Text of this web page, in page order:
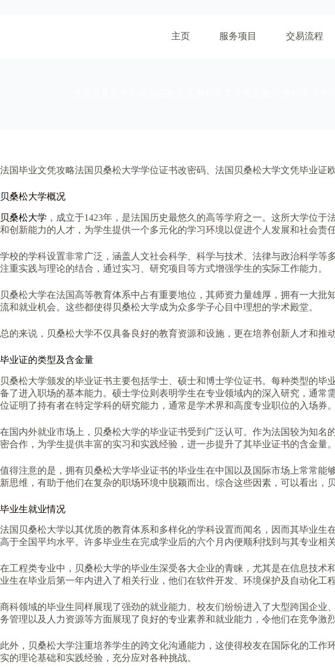
主页 服务项目 交易流程
法国毕业文凭攻略法国贝桑松大学学位证书改密码、法国贝桑松大学文凭毕业
贝桑松大学概况
贝桑松大学 ，成立于1423年，是法国历史最悠久的高等学府之一。这所大学位
和创新能力的人才，为学生提供一个多元化的学习环境以促进个人发展和社会责任
学校的学科设置非常广泛，涵盖人文社会科学、科学与技术、法律与政治科学
注重实践与理论的结合，通过实习、研究项目等方式增强学生的实际工作能力。
贝桑松大学在法国高等教育体系中占有重要地位，其师资力量雄厚，拥有一大
流和就业机会。这些都使得贝桑松大学成为众多学子心目中理想的学术殿堂。
总的来说，贝桑松大学不仅具备良好的教育资源和设施，更在培养创新人才和推
毕业证的类型及含金量
贝桑松大学颁发的毕业证书主要包括学士、硕士和博士学位证书。每种类型的
备了进入职场的基本能力。硕士学位则表明学生在专业领域内的深入研究，通
位证明了持有者在特定学科的研究能力，通常是学术界和高度专业职位的入场券。
在国内外就业市场上，贝桑松大学的毕业证书受到广泛认可。作为法国较为知
密合作，为学生提供丰富的实习和实践经验，进一步提升了其毕业证书的含金
值得注意的是，拥有贝桑松大学毕业证书的毕业生在中国以及国际市场上常常
新思维，有助于他们在复杂的职场环境中脱颖而出。综合这些因素，可以看出，
毕业生就业情况
法国贝桑松大学以其优质的教育体系和多样化的学科设置而闻名，因而其毕业
高于全国平均水平。许多毕业生在完成学业后的六个月内便顺利找到与其专业相
在工程类专业中，贝桑松大学的毕业生深受各大企业的青睐，尤其是在信息技
业生在毕业后第一年内进入了相关行业，他们在软件开发、环境保护及自动化工程
商科领域的毕业生同样展现了强劲的就业能力。校友们纷纷进入了大型跨国企
务管理以及人力资源等方面展现了良好的专业素养和就业能力，令他们在竞争激
此外，贝桑松大学注重培养学生的跨文化沟通能力，这使得校友在国际化的工
实的理论基础和实践经验，充分应对各种挑战。